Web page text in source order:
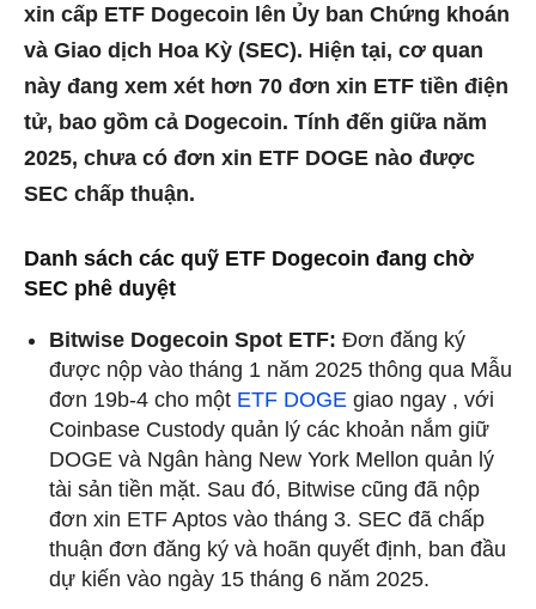
xin cấp ETF Dogecoin lên Ủy ban Chứng khoán
và Giao dịch Hoa Kỳ (SEC). Hiện tại, cơ quan
này đang xem xét hơn 70 đơn xin ETF tiền điện
tử, bao gồm cả Dogecoin. Tính đến giữa năm
2025, chưa có đơn xin ETF DOGE nào được
SEC chấp thuận.
Danh sách các quỹ ETF Dogecoin đang chờ
SEC phê duyệt
Bitwise Dogecoin Spot ETF: Đơn đăng ký
được nộp vào tháng 1 năm 2025 thông qua Mẫu
đơn 19b-4 cho một ETF DOGE giao ngay , với
Coinbase Custody quản lý các khoản nắm giữ
DOGE và Ngân hàng New York Mellon quản lý
tài sản tiền mặt. Sau đó, Bitwise cũng đã nộp
đơn xin ETF Aptos vào tháng 3. SEC đã chấp
thuận đơn đăng ký và hoãn quyết định, ban đầu
dự kiến vào ngày 15 tháng 6 năm 2025.